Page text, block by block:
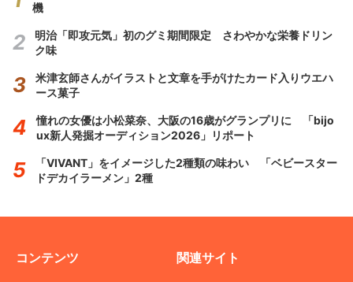
機
明治「即攻元気」初のグミ期間限定 さわやかな栄養ドリン
ク味
米津玄師さんがイラストと文章を手がけたカード入りウエハ
ース菓子
憧れの女優は小松菜奈、大阪の16歳がグランプリに 「bijo
ux新人発掘オーディション2026」リポート
「VIVANT」をイメージした2種類の味わい 「ベビースター
ドデカイラーメン」2種
コンテンツ 関連サイト